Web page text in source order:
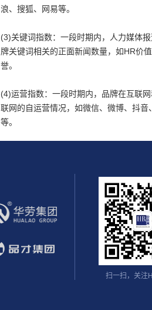
浪、搜狐、网易等。
(3)关键词指数：一段时期内，人力媒体
牌关键词相关的正面新闻数量，如HR价
誉。
(4)运营指数：一段时期内，品牌在互联
联网的自运营情况，如微信、微博、抖音
等。
扫一扫，关注